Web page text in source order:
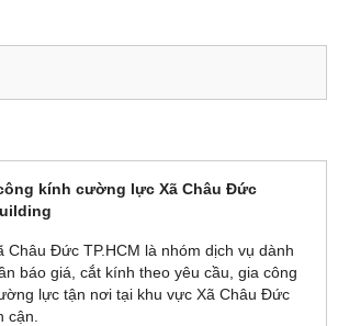
kính cường lực Xã Châu Đức
Châu Đức TP.HCM là nhóm dịch vụ dành
báo giá, cắt kính theo yêu cầu, gia công
lực tận nơi tại khu vực Xã Châu Đức
cận.